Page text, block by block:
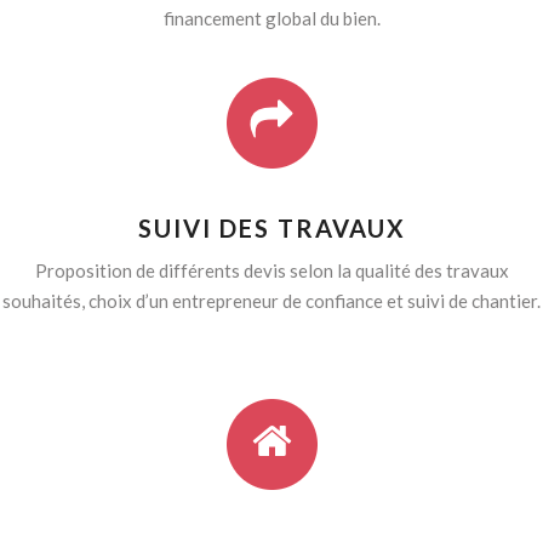
financement global du bien.
SUIVI DES TRAVAUX
Proposition de différents devis selon la qualité des travaux
souhaités, choix d’un entrepreneur de confiance et suivi de chantier.